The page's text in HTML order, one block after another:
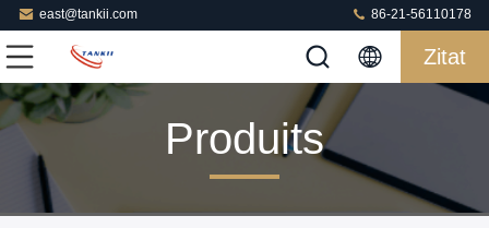
east@tankii.com 86-21-56110178
Zitat
Produits